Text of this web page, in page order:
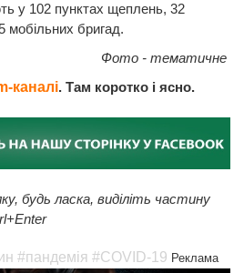
у 102 пунктах щеплень, 32
мобільних бригад.
Фото - тематичне
каналі. Там коротко і ясно.
будь ласка, виділіть частину
#пандемія #COVID-19 Реклама